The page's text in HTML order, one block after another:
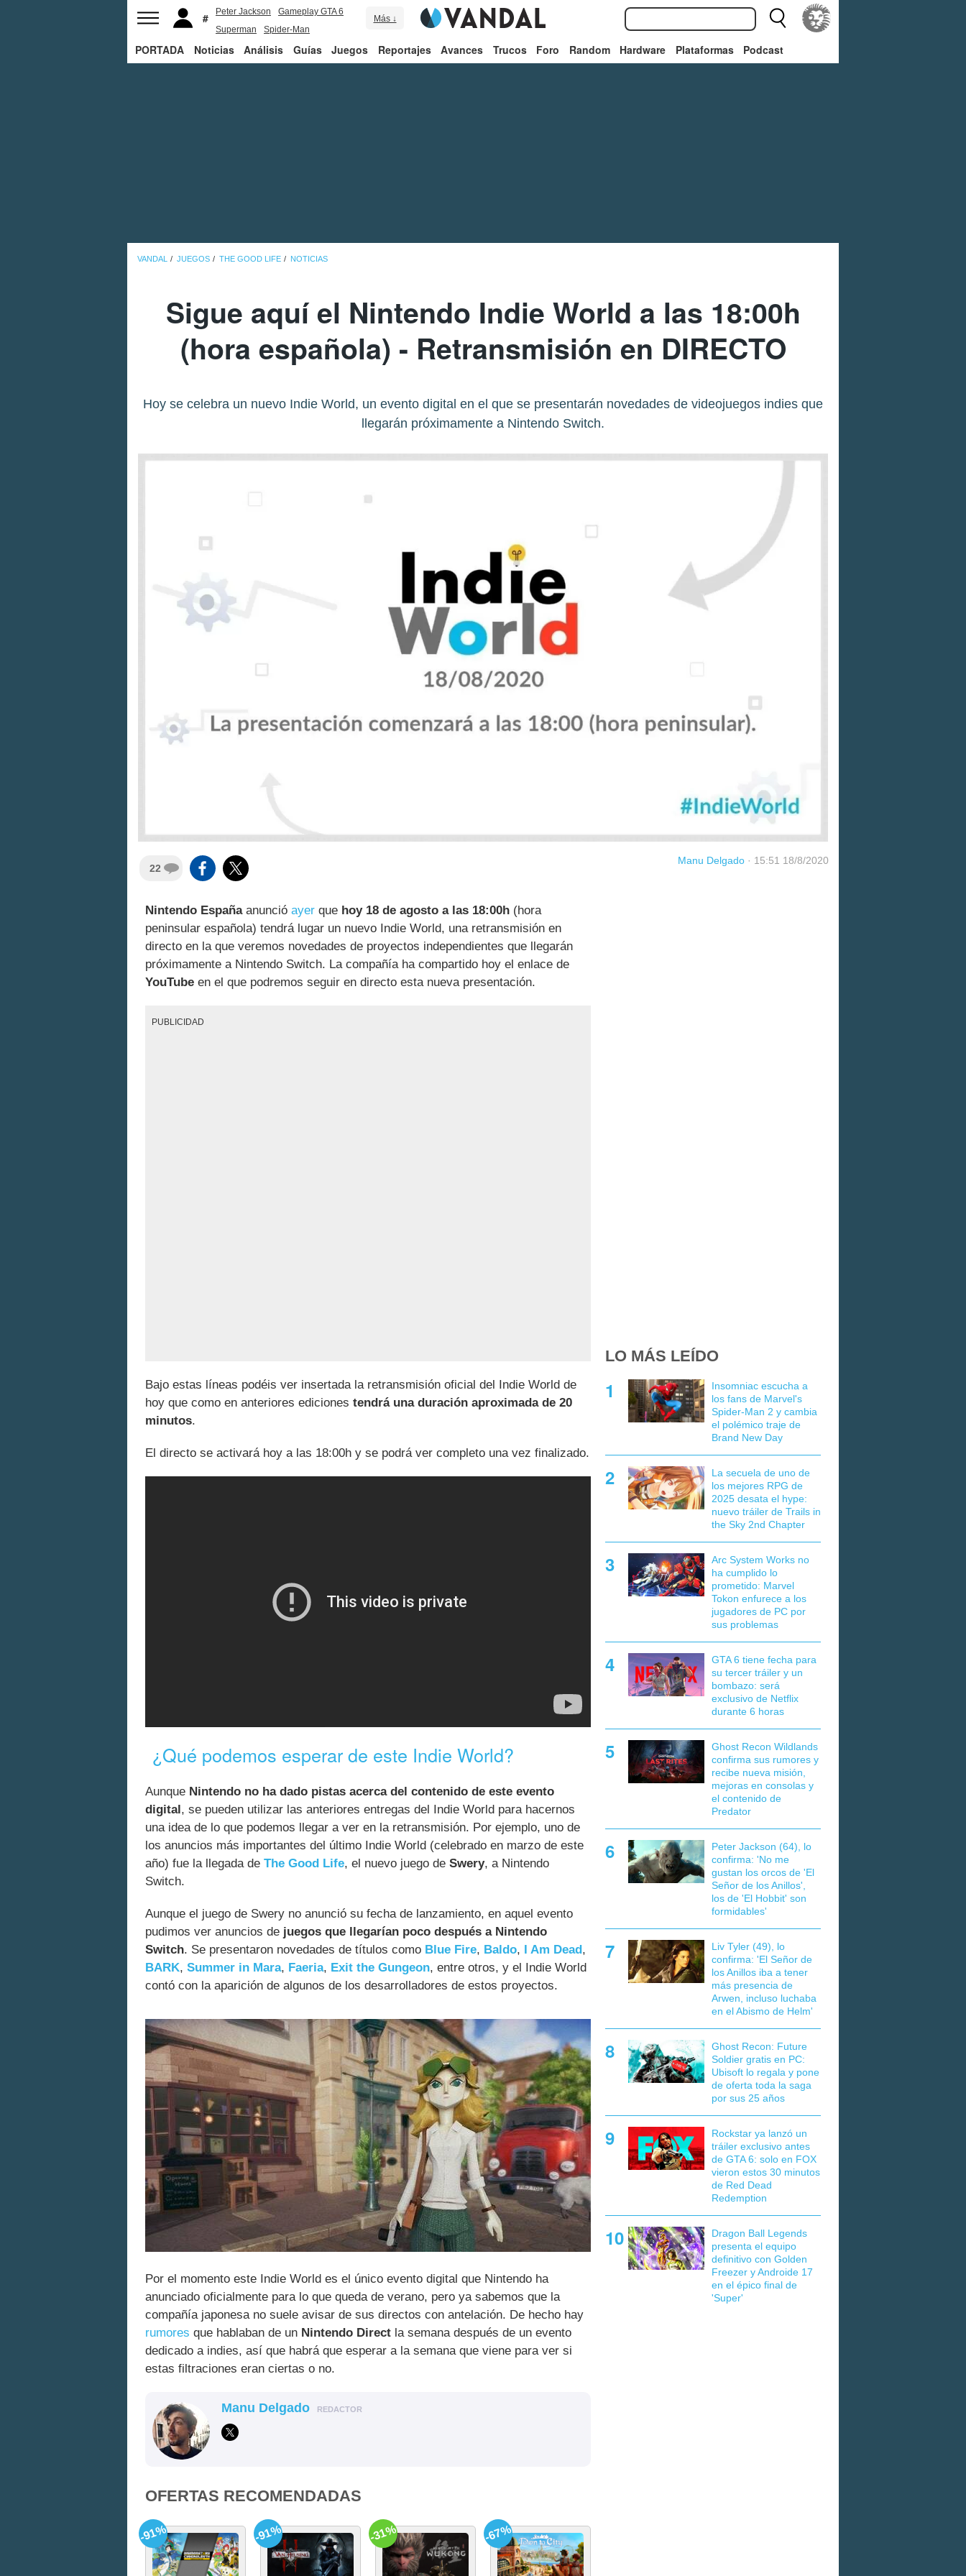
Peter Jackson
Gameplay GTA 6
Superman
Spider-Man
Más ↓
PORTADA Noticias Análisis Guías Juegos Reportajes Avances Trucos Foro Random Hardware Plataformas Podcast
VANDAL JUEGOS THE GOOD LIFE NOTICIAS
Sigue aquí el Nintendo Indie World a las 18:00h
(hora española) - Retransmisión en DIRECTO
Hoy se celebra un nuevo Indie World, un evento digital en el que se presentarán novedades de videojuegos indies que
llegarán próximamente a Nintendo Switch.
22
Manu Delgado · 15:51 18/8/2020
Nintendo Españaanunció ayer que hoy 18 de agosto a las 18:00h (hora
peninsular española) tendrá lugar un nuevo Indie World, una retransmisión en
directo en la que veremos novedades de proyectos independientes que llegarán
próximamente a Nintendo Switch. La compañía ha compartido hoy el enlace de
YouTube en el que podremos seguir en directo esta nueva presentación.
PUBLICIDAD
Bajo estas líneas podéis ver insertada la retransmisión oficial del Indie World de
hoy que como en anteriores ediciones tendrá una duración aproximada de 20
minutos.
El directo se activará hoy a las 18:00h y se podrá ver completo una vez finalizado.
¿Qué podemos esperar de este Indie World?
Aunque Nintendo no ha dado pistas acerca del contenido de este evento
digital, se pueden utilizar las anteriores entregas del Indie World para hacernos
una idea de lo que podemos llegar a ver en la retransmisión. Por ejemplo, uno de
los anuncios más importantes del último Indie World (celebrado en marzo de este
año) fue la llegada de The Good Life, el nuevo juego de Swery, a Nintendo
Switch.
Aunque el juego de Swery no anunció su fecha de lanzamiento, en aquel evento
pudimos ver anuncios de juegos que llegarían poco después a Nintendo
Switch. Se presentaron novedades de títulos como Blue Fire, Baldo, I Am Dead,
BARK, Summer in Mara, Faeria, Exit the Gungeon, entre otros, y el Indie World
contó con la aparición de algunos de los desarrolladores de estos proyectos.
Por el momento este Indie World es el único evento digital que Nintendo ha
anunciado oficialmente para lo que queda de verano, pero ya sabemos que la
compañía japonesa no suele avisar de sus directos con antelación. De hecho hay
rumores que hablaban de un Nintendo Direct la semana después de un evento
dedicado a indies, así que habrá que esperar a la semana que viene para ver si
estas filtraciones eran ciertas o no.
Manu Delgado REDACTOR
OFERTAS RECOMENDADAS
-91% -91% -31% -67%
LO MÁS LEÍDO
Insomniac escucha a
los fans de Marvel's
Spider-Man 2 y cambia
el polémico traje de
Brand New Day
La secuela de uno de
los mejores RPG de
2025 desata el hype:
nuevo tráiler de Trails in
the Sky 2nd Chapter
Arc System Works no
ha cumplido lo
prometido: Marvel
Tokon enfurece a los
jugadores de PC por
sus problemas
GTA 6 tiene fecha para
su tercer tráiler y un
bombazo: será
exclusivo de Netflix
durante 6 horas
Ghost Recon Wildlands
confirma sus rumores y
recibe nueva misión,
mejoras en consolas y
el contenido de
Predator
Peter Jackson (64), lo
confirma: 'No me
gustan los orcos de 'El
Señor de los Anillos',
los de 'El Hobbit' son
formidables'
Liv Tyler (49), lo
confirma: 'El Señor de
los Anillos iba a tener
más presencia de
Arwen, incluso luchaba
en el Abismo de Helm'
Ghost Recon: Future
Soldier gratis en PC:
Ubisoft lo regala y pone
de oferta toda la saga
por sus 25 años
Rockstar ya lanzó un
tráiler exclusivo antes
de GTA 6: solo en FOX
vieron estos 30 minutos
de Red Dead
Redemption
Dragon Ball Legends
presenta el equipo
definitivo con Golden
Freezer y Androide 17
en el épico final de
'Super'